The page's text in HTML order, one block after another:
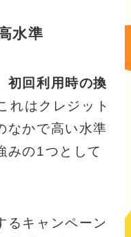
水準
初回利用時の換
れはクレジット
なかで高い水準
みの1つとして
るキャンペーン